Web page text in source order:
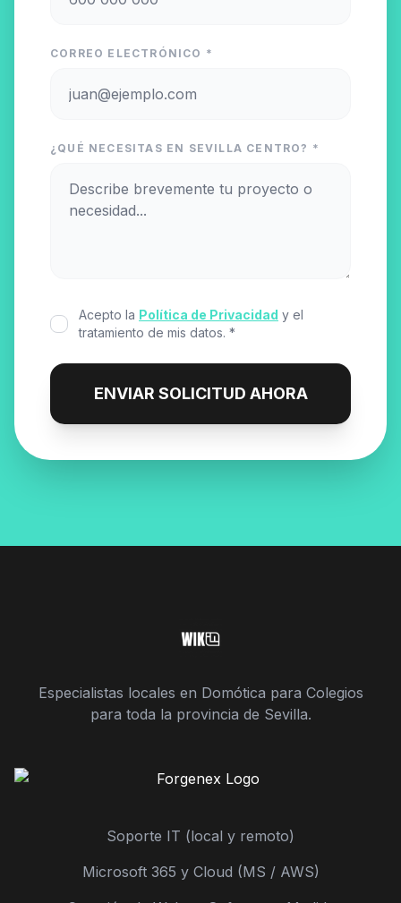
CORREO ELECTRÓNICO *
¿QUÉ NECESITAS EN SEVILLA CENTRO? *
Acepto la Política de Privacidad y el
tratamiento de mis datos. *
ENVIAR SOLICITUD AHORA
Especialistas locales en Domótica para Colegios
para toda la provincia de Sevilla.
Soporte IT (local y remoto)
Microsoft 365 y Cloud (MS / AWS)